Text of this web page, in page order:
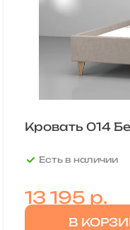
Кровать 014
Есть в наличии
13 195 р.
В